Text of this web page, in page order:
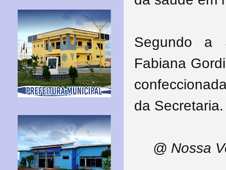
Segundo a
Fabiana
da Secretaria.
@ Nossa